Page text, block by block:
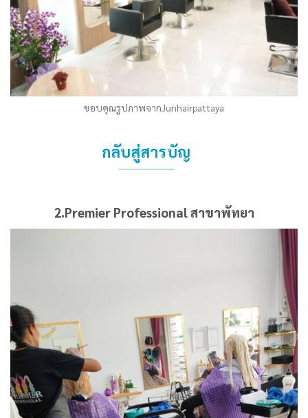
ขอบคุณรูปภาพจากJunhairpattaya
กลับสู่สารบัญ
2.Premier Professional สาขาพัทยา